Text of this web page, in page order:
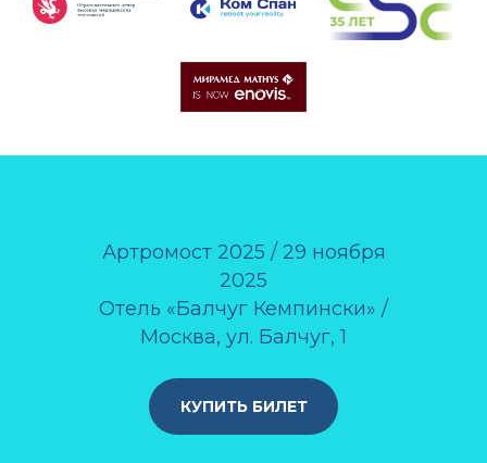
Артромост 2025 / 29 ноября
2025
Отель «Балчуг Кемпински» /
Москва, ул. Балчуг, 1
КУПИТЬ БИЛЕТ